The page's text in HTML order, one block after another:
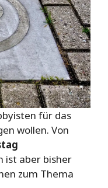
für das
wollen. Von
ist aber bisher
zum Thema